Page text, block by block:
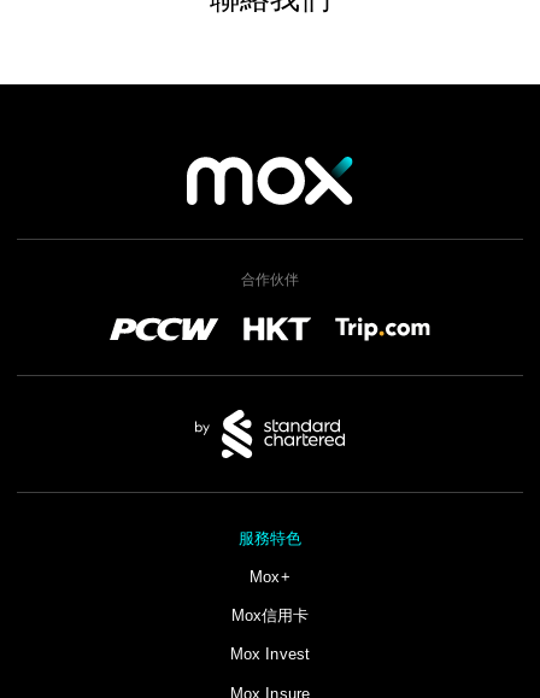
合作伙伴
服務特色
Mox+
Mox信用卡
Mox Invest
Mox Insure